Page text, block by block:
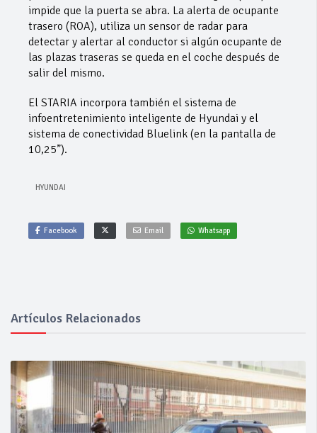
impide que la puerta se abra. La alerta de ocupante
trasero (ROA), utiliza un sensor de radar para
detectar y alertar al conductor si algún ocupante de
las plazas traseras se queda en el coche después de
salir del mismo.
El STARIA incorpora también el sistema de
infoentretenimiento inteligente de Hyundai y el
sistema de conectividad Bluelink (en la pantalla de
10,25”).
HYUNDAI
Facebook Email Whatsapp
Artículos Relacionados